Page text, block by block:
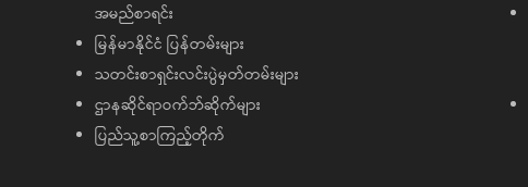
အမည်စာရင်း
မြန်မာနိုင်ငံ ပြန်တမ်းများ
သတင်းစာရှင်းလင်းပွဲမှတ်တမ်းများ
ဌာနဆိုင်ရာဝက်ဘ်ဆိုက်များ
ပြည်သူ့စာကြည့်တိုက်